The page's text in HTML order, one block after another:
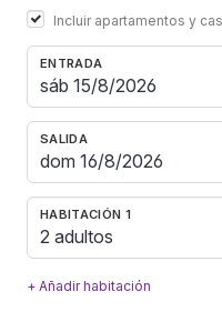
Incluir apartamentos y
ENTRADA
SALIDA
HABITACIÓN 1
2 adultos
+ Añadir habitación